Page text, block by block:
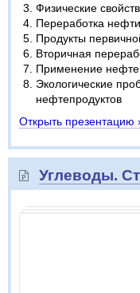
Физические
Переработка нефти
Продукты
Вторичная
Применение
Экологические
нефтепродуктов
Открыть презентацию
Углеводы.